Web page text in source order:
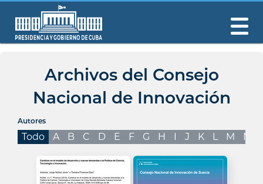
Archivos del Consejo
Nacional de Innovación
Autores
Todo A B C D E F G H I J K L M N